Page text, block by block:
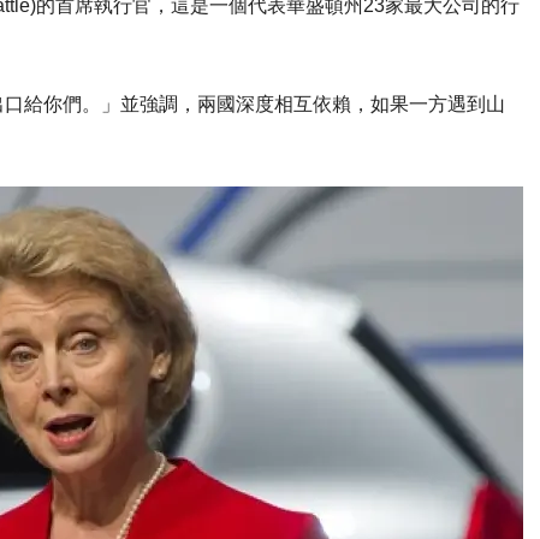
的首席執行官，這是一個代表華盛頓州23家最大公司的行
給你們。」並強調，兩國深度相互依賴，如果一方遇到山